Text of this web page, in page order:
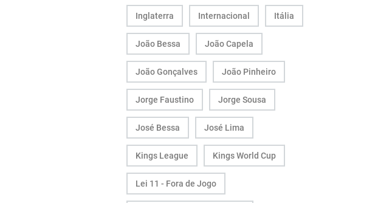
Inglaterra Internacional Itália
João Bessa João Capela
João Gonçalves João Pinheiro
Jorge Faustino Jorge Sousa
José Bessa José Lima
Kings League Kings World Cup
Lei 11 - Fora de Jogo